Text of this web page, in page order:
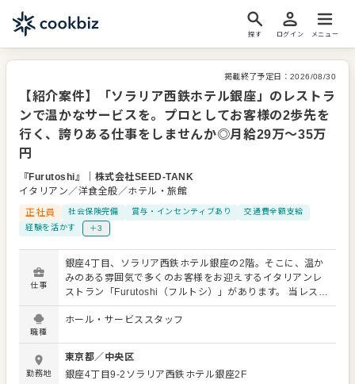
探す ログイン メニュー
掲載終了予定日： 2026/08/30
【紹介案件】「ソラリア西鉄ホテル銀座」のレストラ
ンで温かなサービスを。プロとしてお客様の2歩先を
行く、誇りある仕事をしませんか◎月給29万～35万
円
『Furutoshi』
株式会社SEED-TANK
イタリアン／洋食全般／ホテル・旅館
正社員
社会保険完備 賞与・インセンティブあり
交通費全額支給
経験を活かす
＋3
仕事
銀座4丁目、ソラリア西鉄ホテル銀座の2階。そこに、温か
みのある雰囲気で多くのお客様をお迎えするイタリアンレ
ストラン「Furutoshi（フルトシ）」があります。 当レスト
ランは、お家に帰るようなアットホームな日常使いの場で
ありながら、一年に一度の特別な記念日を過ごす場所とし
者との繋がりと、四季折々の食材を活かしたシンプルな一
皿。そして、その魅力を最大限に伝えるプロのサービスで
す。 今回募集するのは、サービス全般を担うホールスタッ
職種
ホール・サービススタッフ
勤務地
東京都／ 中央区
銀座4丁目9-2ソラリア西鉄ホテル銀座2F